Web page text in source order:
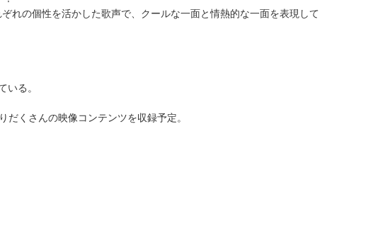
れの個性を活かした歌声で、クールな一面と情熱的な一面を表現して
いる。
くさんの映像コンテンツを収録予定。